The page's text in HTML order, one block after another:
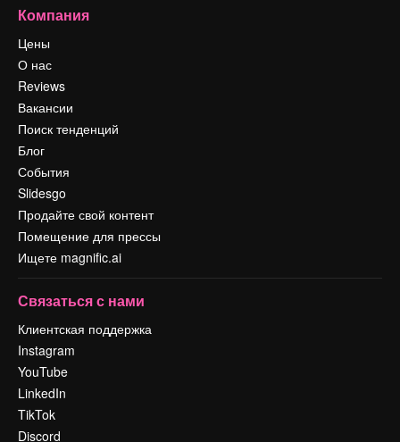
Компания
Цены
О нас
Reviews
Вакансии
Поиск тенденций
Блог
События
Slidesgo
Продайте свой контент
Помещение для прессы
Ищете magnific.ai
Связаться с нами
Клиентская поддержка
Instagram
YouTube
LinkedIn
TikTok
Discord